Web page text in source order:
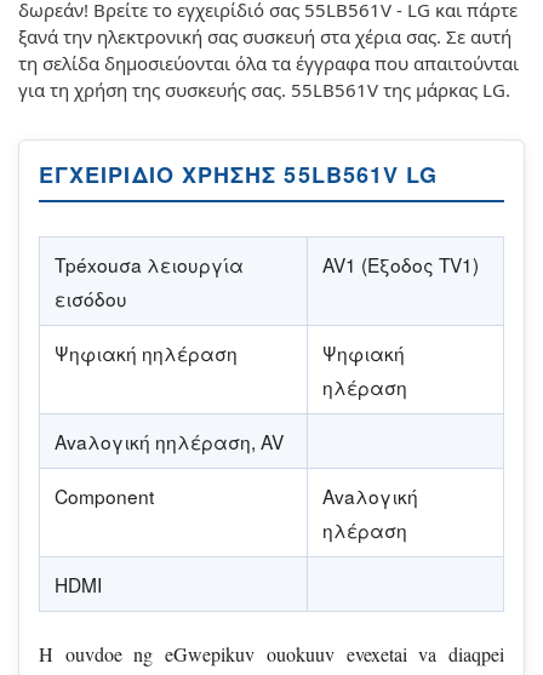
δωρεάν! Βρείτε το εγχειρίδιό σας 55LB561V - LG και πάρτε
ξανά την ηλεκτρονική σας συσκευή στα χέρια σας. Σε αυτή
τη σελίδα δημοσιεύονται όλα τα έγγραφα που απαιτούνται
για τη χρήση της συσκευής σας. 55LB561V της μάρκας LG.
ΕΓΧΕΙΡΊΔΙΟ ΧΡΉΣΗΣ 55LB561V LG
Tpéxouσa λειουργία
εισόδου
AV1 (Eξοδος TV1)
Ψηφιακή ηηλέραση
Ψηφιακή
ηλέραση
Avaλογική ηηλέραση, AV
Component
Avaλογική
ηλέραση
HDMI
H ouvdoe ng eGwepikuv ouokuuv evexetai va diaqpei